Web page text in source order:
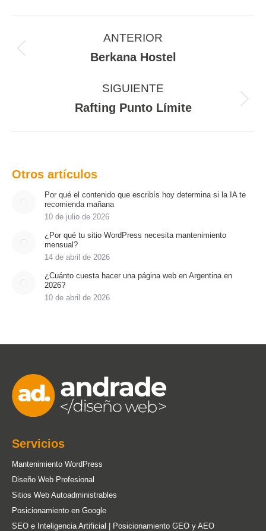
proyectos
ANTERIOR
Proyecto
Berkana Hostel
SIGUIENTE
Proyecto
Rafting Punto Límite
Otros artículos
Por qué el contenido que escribís hoy determina si la IA te
recomienda mañana
10 de julio de 2026
¿Por qué tu sitio WordPress necesita mantenimiento
mensual?
14 de abril de 2026
¿Cuánto cuesta hacer una página web en Argentina en
2026?
10 de abril de 2026
Servicios
Mantenimiento WordPress
Diseño Web Profesional
Sitios Web Autoadministrables
Posicionamiento en Google
SEO e Inteligencia Artificial | Posicionamiento GEO y AEO